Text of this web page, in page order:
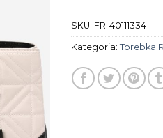
SKU: FR-40111334
Kategoria: Torebka